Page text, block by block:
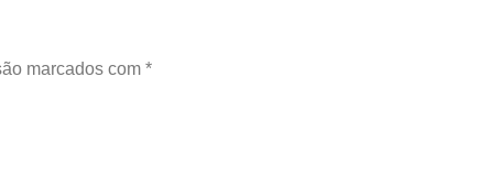
marcados com *